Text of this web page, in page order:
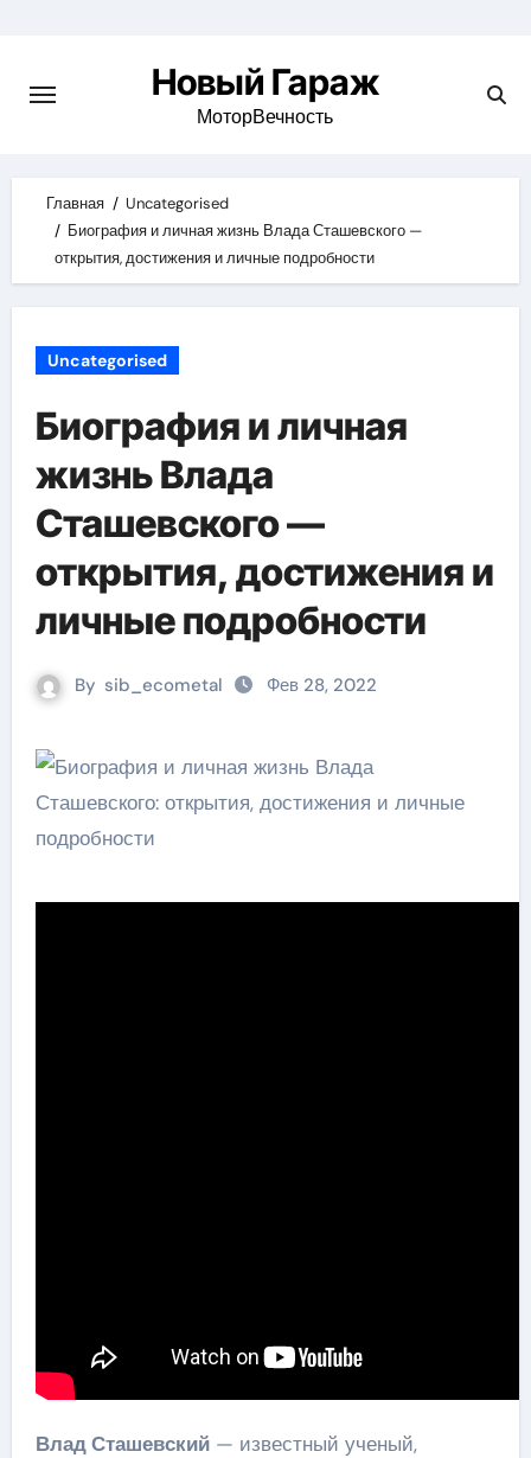
content
Новый Гараж
МоторВечность
Главная
Uncategorised
Биография и личная жизнь Влада Сташевского —
открытия, достижения и личные подробности
Uncategorised
Биография и личная
жизнь Влада
Сташевского —
открытия, достижения и
личные подробности
By sib_ecometal Фев 28, 2022
Влад Сташевский— известный ученый,